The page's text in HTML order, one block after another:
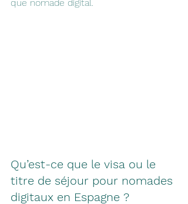
que nomade digital.
Qu’est-ce que le visa ou le
titre de séjour pour nomades
digitaux en Espagne ?